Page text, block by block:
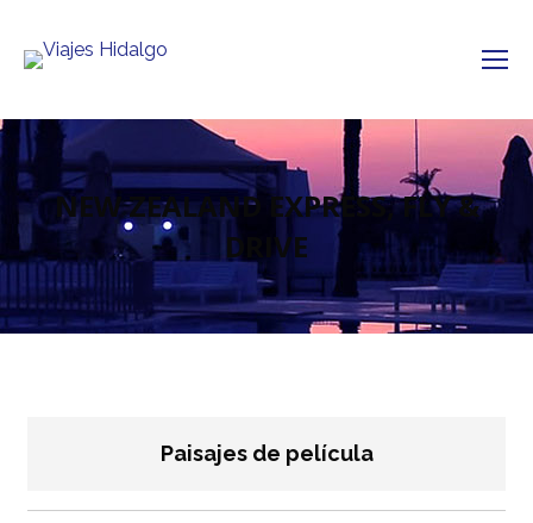
NEW ZEALAND EXPRESS, FLY &
DRIVE
Paisajes de película